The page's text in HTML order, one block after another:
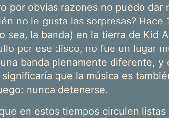
por obvias razones no puedo dar
no le gusta las sorpresas? Hace
sea, la banda) en la tierra de Kid
por ese disco, no fue un lugar
banda plenamente diferente, y
que la música es
nunca detenerse.
en estos tiempos circulen